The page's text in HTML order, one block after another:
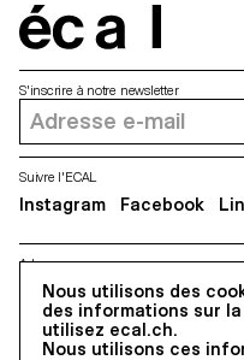
images photographiques
acquérir une présence
et occuper l’espace au-delà
l’écran.
Nous utilisons des
des informations sur
utilisez ecal.ch.
Nous utilisons ces
Adresse
5, avenue du Temple,
S'inscrire à notre newsletter
Suivre l'ECAL
Instagram Facebook
Tous droits réservés @2026